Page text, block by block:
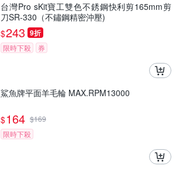
台灣Pro sKit寶工雙色不銹鋼快利剪165mm剪
刀SR-330（不鏽鋼精密沖壓)
$243 9折
限時下殺 券
鯊魚牌平面羊毛輪 MAX.RPM13000
$164 $169
限時下殺